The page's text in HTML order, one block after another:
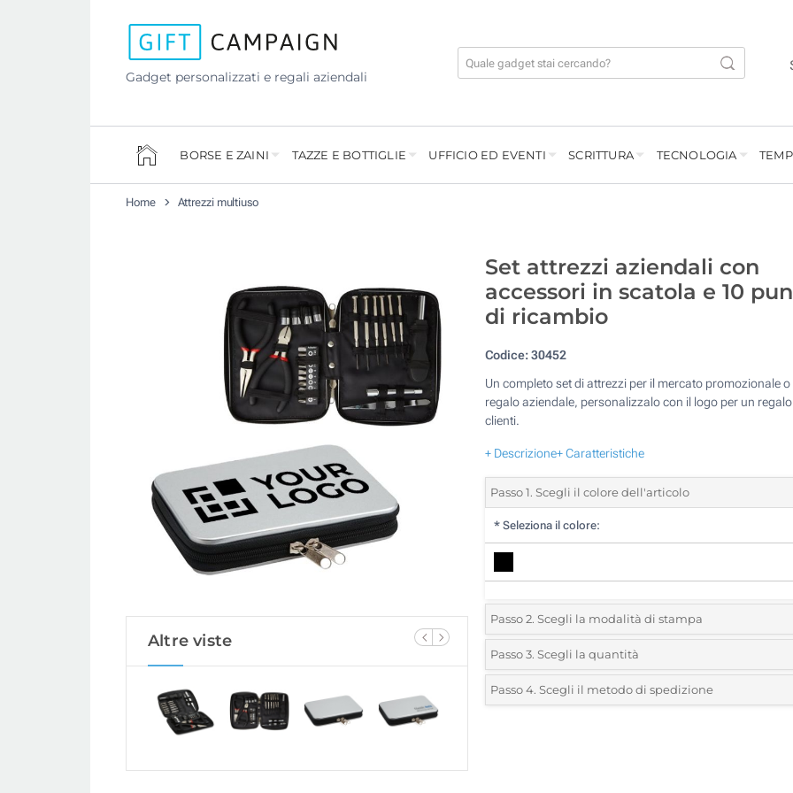
Gadget personalizzati e regali aziendali
BORSE E ZAINI TAZZE E BOTTIGLIE UFFICIO ED EVENTI SCRITTURA TECNOLOGIA
Home Attrezzi multiuso
Altre viste
Set attrezzi aziendali con
accessori in scatola e 10
di ricambio
Codice: 30452
Un completo set di attrezzi per il mercato promozionale o
regalo aziendale, personalizzalo con il logo per un
clienti.
+ Descrizione+ Caratteristiche
Passo 1. Scegli il colore dell'articolo
* Seleziona il colore:
Passo 2. Scegli la modalità di stampa
*Seleziona la posizione di stampa e il colore del vostro
1 Colore (Sull'astuccio)
Passo 3. Scegli la quantità
*Quantità desiderata:
Passo 4. Scegli il metodo di spedizione